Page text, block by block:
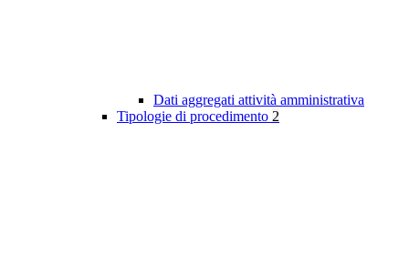
Dati aggregati attività amministrativa
Tipologie di procedimento 2